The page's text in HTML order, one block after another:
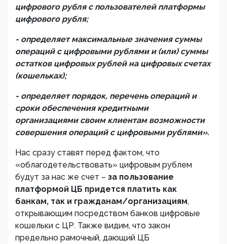
цифрового рубля с пользователей платформы
цифрового рубля;
- определяет максимальные значения суммы
операций с цифровыми рублями и (или) суммы
остатков цифровых рублей на цифровых счетах
(кошельках);
- определяет порядок, перечень операций и
сроки обеспечения кредитными
организациями своим клиентам возможности
совершения операций с цифровыми рублями».
Нас сразу ставят перед фактом, что
«облагодетельствовать» цифровым рублем
будут за нас же счет – за пользование
платформой ЦБ придется платить как
банкам, так и гражданам/организациям,
открывающим посредством банков цифровые
кошельки с ЦР. Также видим, что закон
предельно рамочный, дающий ЦБ